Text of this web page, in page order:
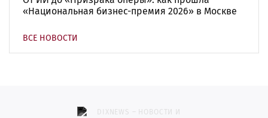
«Национальная бизнес-премия 2026» в Москве
ВСЕ НОВОСТИ